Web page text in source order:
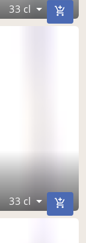
33 cl
33 cl